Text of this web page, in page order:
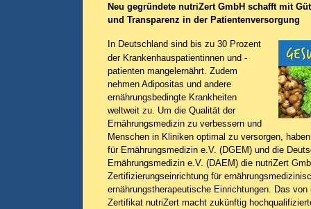
Neu gegründete nutriZert GmbH schafft mit
und Transparenz in der Patientenversorgung
In Deutschland sind bis zu 30 Prozent
der Krankenhauspatientinnen und -
patienten mangelernährt. Zudem
nehmen Adipositas und andere
ernährungsbedingte Krankheiten
weltweit zu. Um die Qualität der
Ernährungsmedizin zu verbessern und
Menschen in Kliniken optimal zu versorgen,
für Ernährungsmedizin e.V. (DGEM) und die
Ernährungsmedizin e.V. (DAEM) die nutriZert
Zertifizierungseinrichtung für
ernährungstherapeutische Einrichtungen. Das
Zertifikat nutriZert macht zukünftig